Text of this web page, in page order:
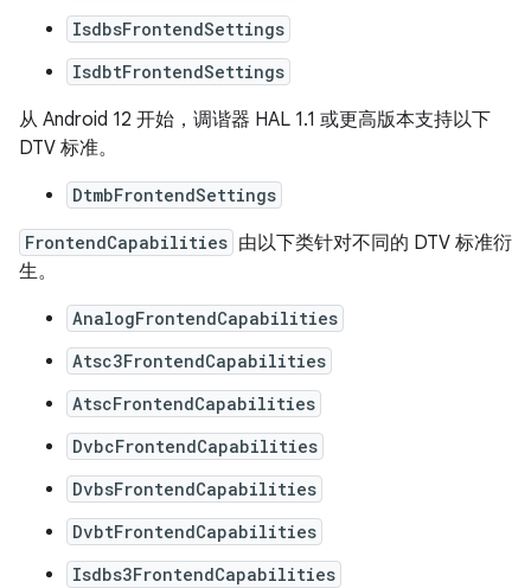
IsdbsFrontendSettings
IsdbtFrontendSettings
从 Android 12 开始，调谐器 HAL 1.1 或更高版本支持以下
DTV 标准。
DtmbFrontendSettings
FrontendCapabilities 由以下类针对不同的 DTV 标准衍
生。
AnalogFrontendCapabilities
Atsc3FrontendCapabilities
AtscFrontendCapabilities
DvbcFrontendCapabilities
DvbsFrontendCapabilities
DvbtFrontendCapabilities
Isdbs3FrontendCapabilities